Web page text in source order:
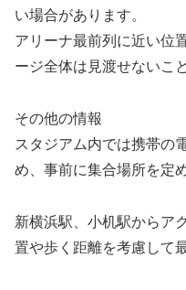
い場合があります。
アリーナ最前列に近い位
ージ全体は見渡せないこ
その他の情報
スタジアム内では携帯の
め、事前に集合場所を定
新横浜駅、小机駅からア
置や歩く距離を考慮して